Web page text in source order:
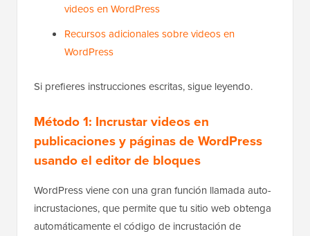
videos en WordPress
Recursos adicionales sobre videos en
WordPress
Si prefieres instrucciones escritas, sigue leyendo.
Método 1: Incrustar videos en
publicaciones y páginas de WordPress
usando el editor de bloques
WordPress viene con una gran función llamada auto-
incrustaciones, que permite que tu sitio web obtenga
automáticamente el código de incrustación de